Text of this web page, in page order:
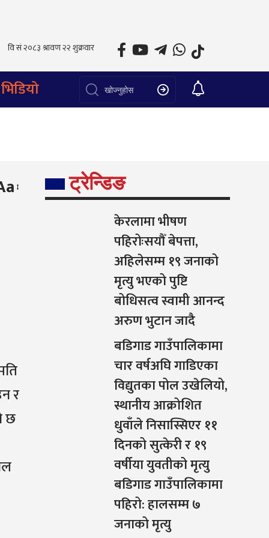
भिडियो
र
छ
ट्रेन्डिङ
केरलामा भीषण
पहिरोःसयौँ बेपत्ता,
अहिलेसम्म १९ जनाको
मृत्यु भएको पुष्टि
बोधिसत्व स्वामी आनन्द
अरुण भुटान जादै
बडिगाड गाउँपालिकामा
चार वर्षअघि गाडिएका
विद्युतका पोल उखेलियो,
स्थानीय आक्रोशित
धुवाँले निसास्सिएर ११
दिनको सुत्केरी र १९
वर्षीया युवतीको मृत्यु
बडिगाड गाउँपालिकामा
पहिरो: हालसम्म ७
जनाको मृत्यु